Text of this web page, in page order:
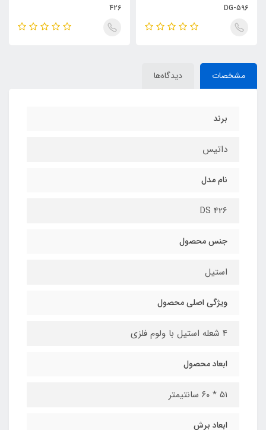
DG-596
426
مشخصات دیدگاه‌ها
برند
داتیس
نام مدل
DS 426
جنس محصول
استیل
ویژگی اصلی محصول
۴ شعله استیل با ولوم فلزی
ابعاد محصول​
۵۱ * ۶۰ سانتیمتر
ابعاد برش